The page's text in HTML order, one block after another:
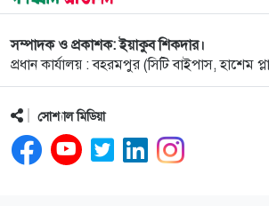
সম্পাদক ও প্রকাশক: ইয়াকুব শিকদার।
প্রধান কার্যালয় : বহরমপুর (সিটি বাইপাস,
সোশ্যাল মিডিয়া